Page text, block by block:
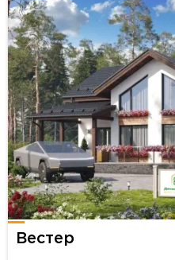
Вестер